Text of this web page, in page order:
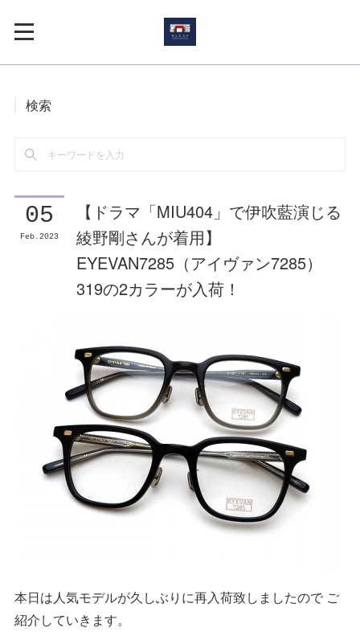
検索
05
Feb 2023
【ドラマ「MIU404」で伊吹藍演じる
綾野剛さんが着用】
EYEVAN7285（アイヴァン7285）
319の2カラーが入荷！
本日は人気モデルが久しぶりに再入荷致しましたので ご
紹介していきます。